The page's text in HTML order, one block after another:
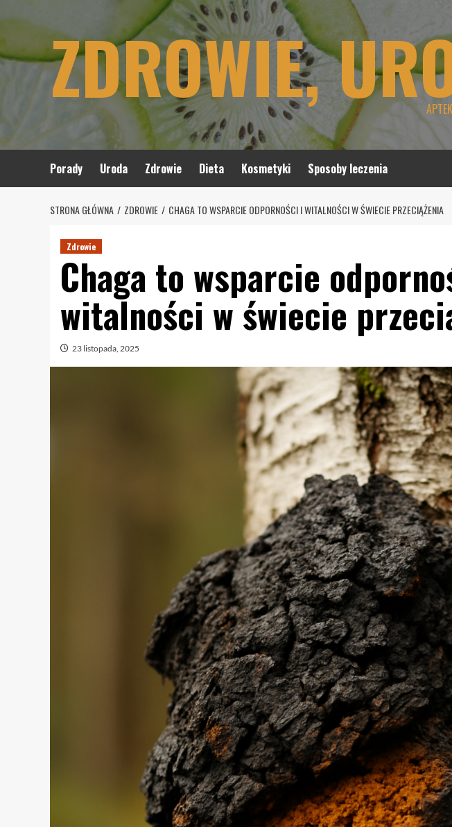
content
ZDROWIE,
Porady Uroda Zdrowie Dieta Kosmetyki Sposoby leczenia
STRONA GŁÓWNA ZDROWIE CHAGA TO WSPARCIE ODPORNOŚCI I WITALNOŚCI W ŚWIECIE PRZECIĄŻENIA
Zdrowie
Chaga to wsparcie
witalności w świecie
23 listopada, 2025